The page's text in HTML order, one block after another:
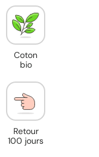
Coton
bio
Retour
100 jours